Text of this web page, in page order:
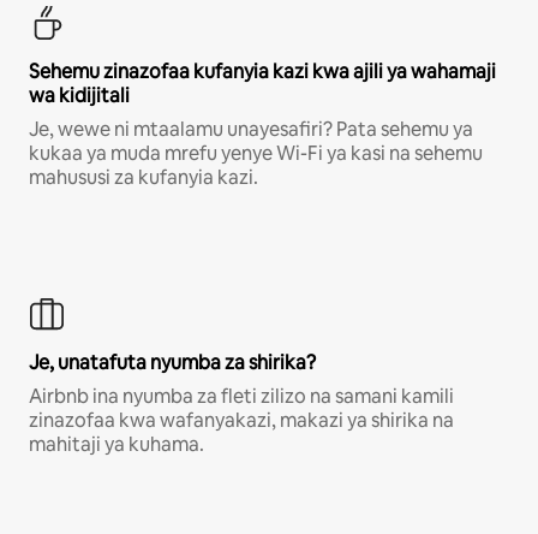
Sehemu zinazofaa kufanyia kazi kwa ajili ya wahamaji
wa kidijitali
Je, wewe ni mtaalamu unayesafiri? Pata sehemu ya
kukaa ya muda mrefu yenye Wi-Fi ya kasi na sehemu
mahususi za kufanyia kazi.
Je, unatafuta nyumba za shirika?
Airbnb ina nyumba za fleti zilizo na samani kamili
zinazofaa kwa wafanyakazi, makazi ya shirika na
mahitaji ya kuhama.